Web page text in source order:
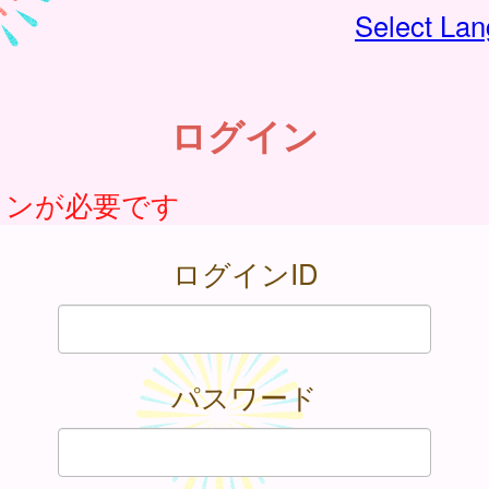
Select
ログイン
が必要です
ログインID
パスワード